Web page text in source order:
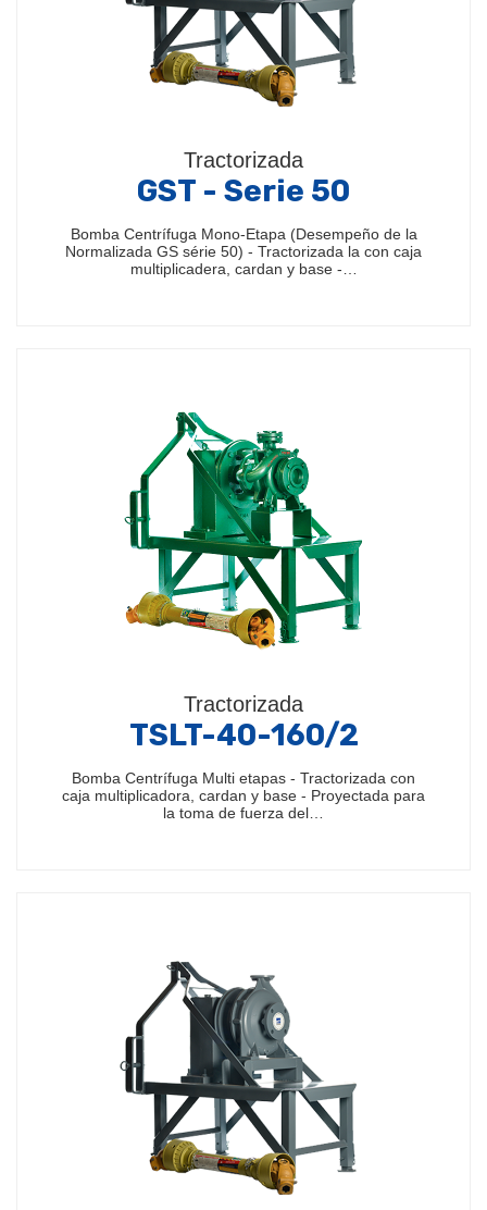
Tractorizada
GST - Serie 50
Bomba Centrífuga Mono-Etapa (Desempeño de la
Normalizada GS série 50) - Tractorizada la con caja
multiplicadera, cardan y base -…
Tractorizada
TSLT-40-160/2
Bomba Centrífuga Multi etapas - Tractorizada con
caja multiplicadora, cardan y base - Proyectada para
la toma de fuerza del…